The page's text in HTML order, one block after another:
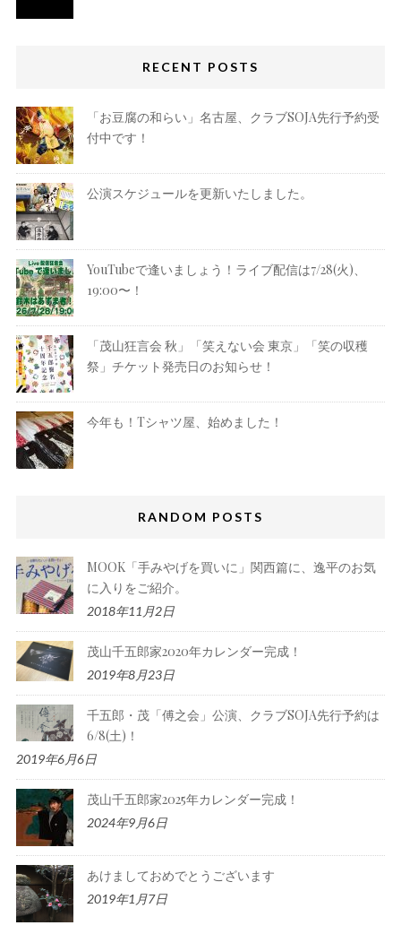
RECENT POSTS
「お豆腐の和らい」名古屋、クラブSOJA先行予約受
付中です！
公演スケジュールを更新いたしました。
YouTubeで逢いましょう！ライブ配信は7/28(火)、
19:00〜！
「茂山狂言会 秋」「笑えない会 東京」「笑の収穫
祭」チケット発売日のお知らせ！
今年も！Tシャツ屋、始めました！
RANDOM POSTS
MOOK「手みやげを買いに」関西篇に、逸平のお気
に入りをご紹介。
2018年11月2日
茂山千五郎家2020年カレンダー完成！
2019年8月23日
千五郎・茂「傅之会」公演、クラブSOJA先行予約は
6/8(土)！
2019年6月6日
茂山千五郎家2025年カレンダー完成！
2024年9月6日
あけましておめでとうございます
2019年1月7日